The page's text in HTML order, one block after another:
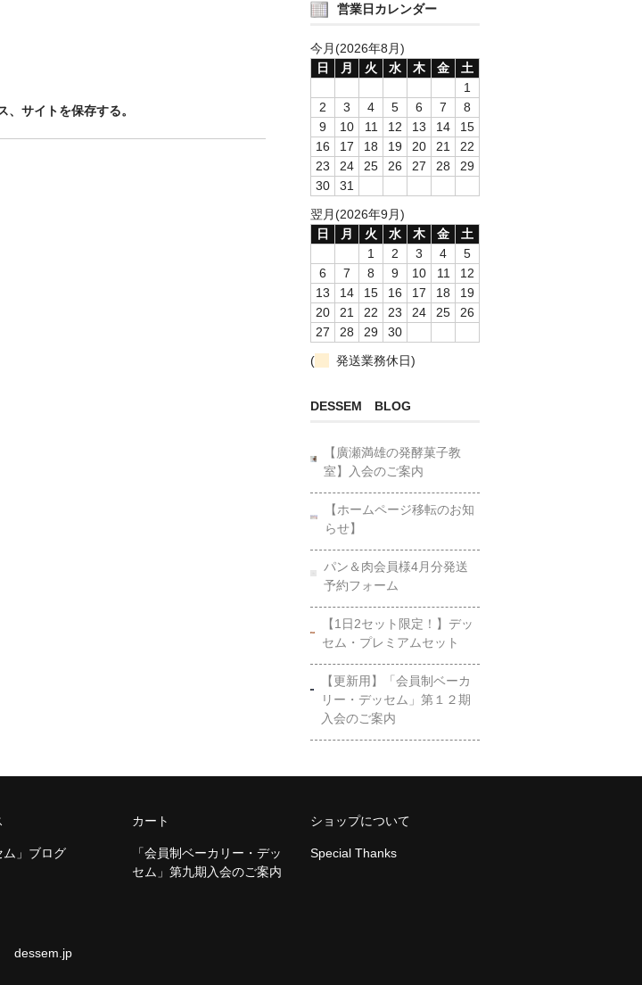
サイトを保存する。
営業日カレンダー
今月(2026年8月)
日
月 火 水 木 金
土
1
2
3 4 5 6 7
8
9
10 11 12 13 14
15
16
17 18 19 20 21
22
23
24 25 26 27 28
29
30
31
翌月(2026年9月)
日
月 火 水 木 金
土
1
2 3 4
5
6
7 8 9 10 11
12
13
14 15 16 17 18
19
20
21 22 23 24 25
26
27
28 29
30
(
発送業務休日)
DESSEM BLOG
【廣瀬満雄の発酵菓子教
室】入会のご案内
【ホームページ移転のお知
らせ】
パン＆肉会員様4月分発送
予約フォーム
【1日2セット限定！】デッ
セム・プレミアムセット
【更新用】「会員制ベーカ
リー・デッセム」第１２期
入会のご案内
カート ショップについて
ム」ブログ
「会員制ベーカリー・デッ
セム」第九期入会のご案内
Special Thanks
dessem.jp